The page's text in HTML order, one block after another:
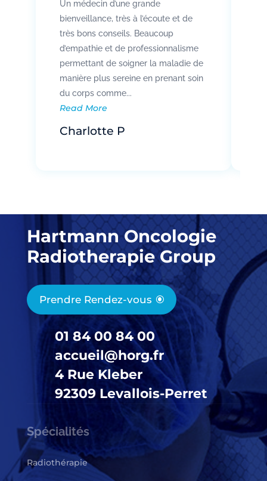
Un médecin d’une grande
bienveillance, très à l’écoute et de
très bons conseils. Beaucoup
d’empathie et de professionnalisme
permettant de soigner la maladie de
manière plus sereine en prenant soin
du corps comme...
Read More
Charlotte P
Hartmann Oncologie
Radiotherapie Group
Prendre Rendez-vous
01 84 00 84 00
accueil@horg.fr
4 Rue Kleber
92309 Levallois-Perret
Spécialités
Radiothérapie